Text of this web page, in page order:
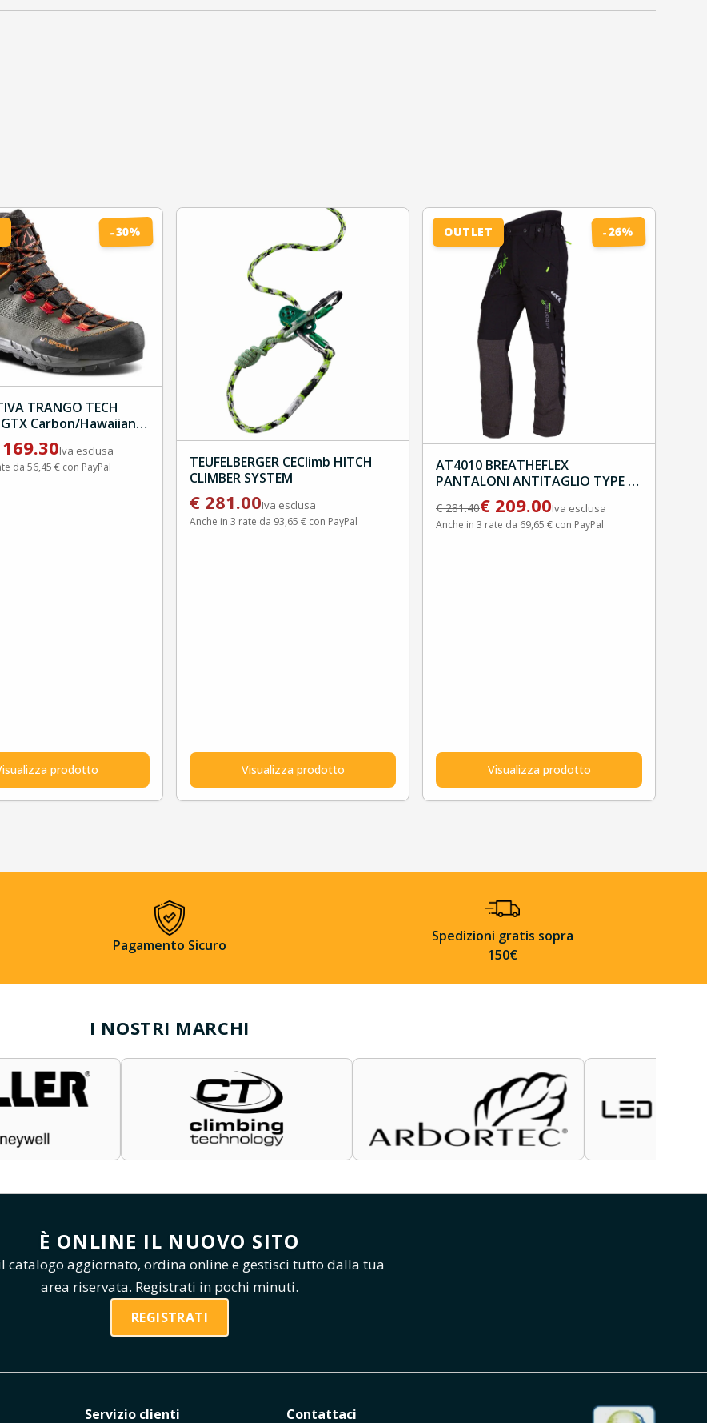
-30%
TRANGO TECH
GTX Carbon/Hawaiian
169.30Iva esclusa
da 56,45 € con PayPal
prodotto
TEUFELBERGER CEClimb HITCH
CLIMBER SYSTEM
€ 281.00Iva esclusa
Anche in 3 rate da 93,65 € con PayPal
Visualizza prodotto
OUTLET -26%
AT4010 BREATHEFLEX
PANTALONI ANTITAGLIO TYPE A
CLASS 1 NERO
€281.40€ 209.00Iva esclusa
Anche in 3 rate da 69,65 € con PayPal
Visualizza prodotto
Pagamento Sicuro
Spedizioni gratis sopra
150€
I NOSTRI MARCHI
È ONLINE IL NUOVO SITO
catalogo aggiornato, ordina online e gestisci tutto dalla tua
area riservata. Registrati in pochi minuti.
REGISTRATI
Servizio clienti Contattaci